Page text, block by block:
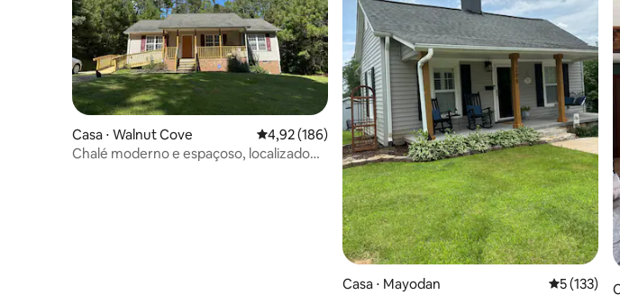
Casa ⋅ Walnut Cove 4,92 de uma avaliação média de 5, 186 avaliações
4,92 (186)
Chalé moderno e espaçoso, localizado
Casa ⋅ Mayodan 5 de uma
5 (133)